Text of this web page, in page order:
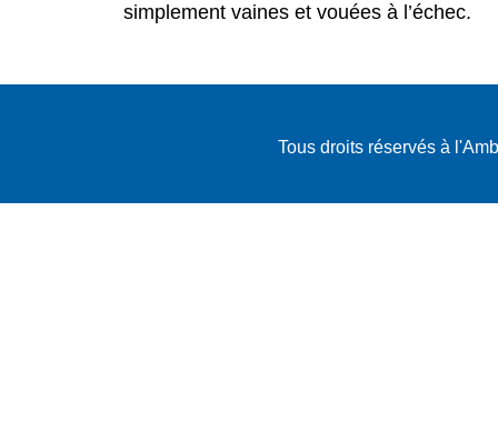
simplement vaines et vouées à l’échec.
Tous droits réservés à